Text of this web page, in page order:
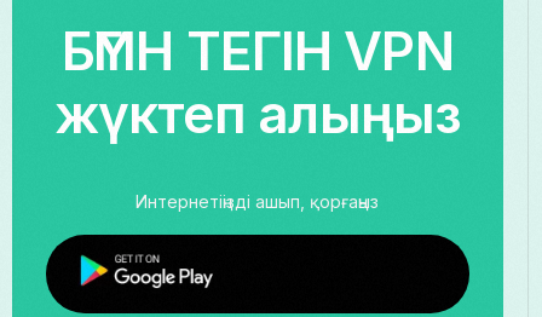
БҮГІН ТЕГІН VPN
жүктеп алыңыз
Интернетіңізді ашып, қорғаңыз